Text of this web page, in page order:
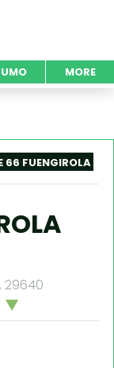
MORE
66 FUENGIROLA
29640